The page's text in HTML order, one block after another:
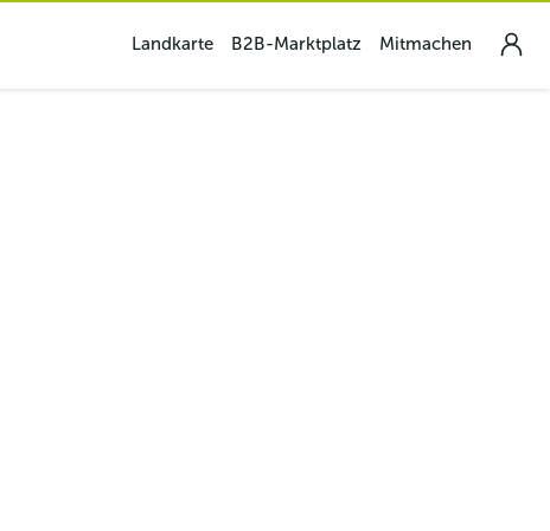
Landkarte B2B-Marktplatz Mitmachen